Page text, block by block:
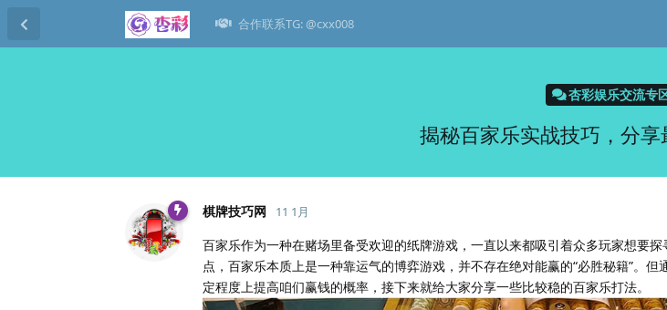
合作联系TG: @cxx008
杏彩娱乐交流专
揭秘百家乐实战技巧，分
棋牌技巧网 11 1月
百家乐作为一种在赌场里备受欢迎的纸牌游戏，一直以来都吸引着众多玩家想要
点，百家乐本质上是一种靠运气的博弈游戏，并不存在绝对能赢的“必胜秘籍”。
定程度上提高咱们赢钱的概率，接下来就给大家分享一些比较稳的百家乐打法。